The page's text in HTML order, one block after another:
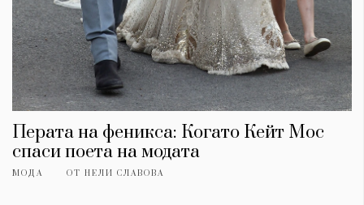
Перата на феникса: Когато Кейт Мос
спаси поета на модата
МОДА ОТ НЕЛИ СЛАВОВА